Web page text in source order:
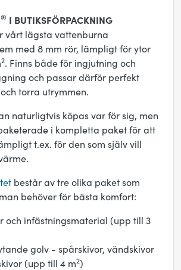
® I BUTIKSFÖRPACKNING
vårt lägsta vattenburna
med 8 mm rör, lämpligt för ytor
2. Finns både för ingjutning och
och passar därför perfekt
torra utrymmen.
naturligtvis köpas var för sig, men
i kompletta paket för att
t.ex. för den som själv vill
består av tre olika paket som
behöver för bästa komfort:
och infästningsmaterial (upp till 3
golv - spårskivor, vändskivor
(upp till 4 m2)